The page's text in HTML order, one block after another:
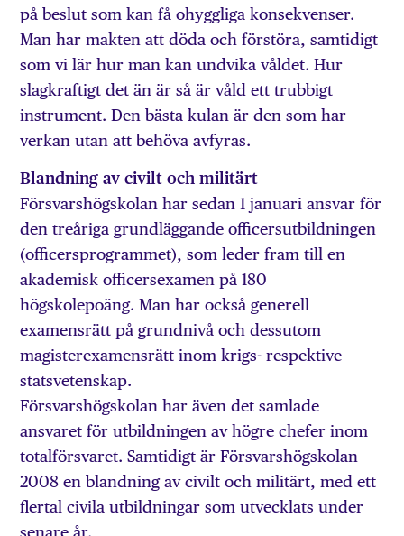
på beslut som kan få ohyggliga konsekvenser.
Man har makten att döda och förstöra, samtidigt
som vi lär hur man kan undvika våldet. Hur
slagkraftigt det än är så är våld ett trubbigt
instrument. Den bästa kulan är den som har
verkan utan att behöva avfyras.
Blandning av civilt och militärt
Försvarshögskolan har sedan 1 januari ansvar för
den treåriga grundläggande officersutbildningen
(officersprogrammet), som leder fram till en
akademisk officersexamen på 180
högskolepoäng. Man har också generell
examensrätt på grundnivå och dessutom
magisterexamensrätt inom krigs- respektive
statsvetenskap.
Försvarshögskolan har även det samlade
ansvaret för utbildningen av högre chefer inom
totalförsvaret. Samtidigt är Försvarshögskolan
2008 en blandning av civilt och militärt, med ett
flertal civila utbildningar som utvecklats under